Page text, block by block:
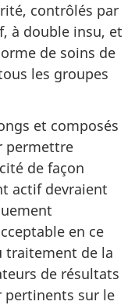
contrôlés par
à double insu, et
de soins de
les groupes
et composés
permettre
de façon
actif devraient
en ce
traitement de la
de résultats
pertinents sur le